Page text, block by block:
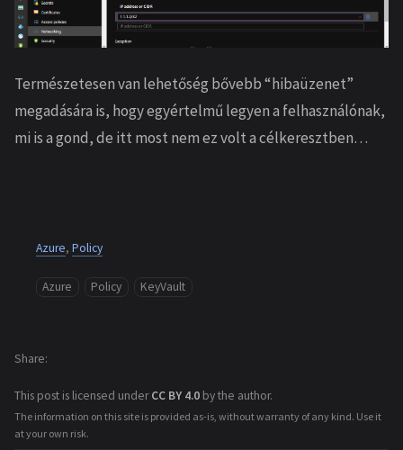
Természetesen van lehetőség bővebb “hibaüzenet”
megadására is, hogy egyértelmű legyen a felhasználónak,
mi is a gond, de itt most nem ez volt a célkeresztben…
Azure, Policy
Azure Policy KeyVault
This post is licensed underCC BY 4.0 by the author.
The information on this site is provided as-is, without warranty of any kind. Use it
at your own risk.
Share